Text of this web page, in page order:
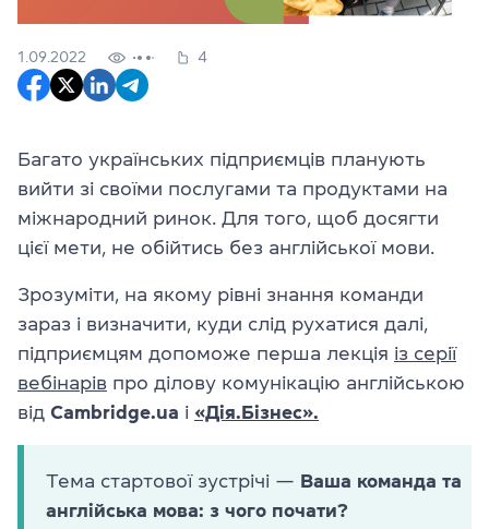
1.09.2022 4
Багато українських підприємців планують
вийти зі своїми послугами та продуктами на
міжнародний ринок. Для того, щоб досягти
цієї мети, не обійтись без англійської мови.
Зрозуміти, на якому рівні знання команди
зараз і визначити, куди слід рухатися далі,
підприємцям допоможе перша лекція із серії
вебінарів про ділову комунікацію англійською
від Cambridge.ua і «Дія.Бізнес».
Тема стартової зустрічі — Ваша команда та
англійська мова: з чого почати?